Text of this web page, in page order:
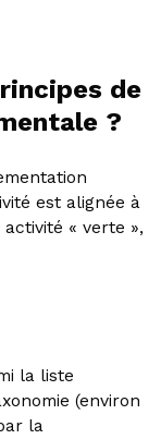
de
?
est alignée à
activité « verte »,
la liste
(environ
la